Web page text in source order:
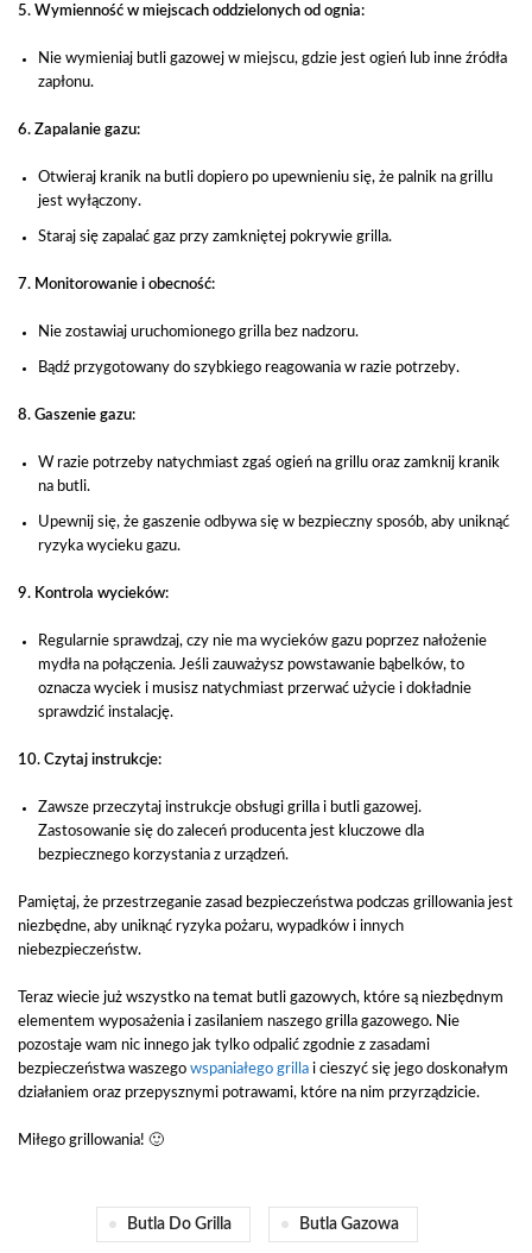
5. Wymienność w miejscach oddzielonych od ognia:
Nie wymieniaj butli gazowej w miejscu, gdzie jest ogień lub inne źródła
zapłonu.
6. Zapalanie gazu:
Otwieraj kranik na butli dopiero po upewnieniu się, że palnik na grillu
jest wyłączony.
Staraj się zapalać gaz przy zamkniętej pokrywie grilla.
7. Monitorowanie i obecność:
Nie zostawiaj uruchomionego grilla bez nadzoru.
Bądź przygotowany do szybkiego reagowania w razie potrzeby.
8. Gaszenie gazu:
W razie potrzeby natychmiast zgaś ogień na grillu oraz zamknij kranik
na butli.
Upewnij się, że gaszenie odbywa się w bezpieczny sposób, aby uniknąć
ryzyka wycieku gazu.
9. Kontrola wycieków:
Regularnie sprawdzaj, czy nie ma wycieków gazu poprzez nałożenie
mydła na połączenia. Jeśli zauważysz powstawanie bąbelków, to
oznacza wyciek i musisz natychmiast przerwać użycie i dokładnie
sprawdzić instalację.
10. Czytaj instrukcje:
Zawsze przeczytaj instrukcje obsługi grilla i butli gazowej.
Zastosowanie się do zaleceń producenta jest kluczowe dla
bezpiecznego korzystania z urządzeń.
Pamiętaj, że przestrzeganie zasad bezpieczeństwa podczas grillowania jest
niezbędne, aby uniknąć ryzyka pożaru, wypadków i innych
niebezpieczeństw.
Teraz wiecie już wszystko na temat butli gazowych, które są niezbędnym
elementem wyposażenia i zasilaniem naszego grilla gazowego. Nie
pozostaje wam nic innego jak tylko odpalić zgodnie z zasadami
bezpieczeństwa waszego wspaniałego grilla i cieszyć się jego doskonałym
działaniem oraz przepysznymi potrawami, które na nim przyrządzicie.
Miłego grillowania! 🙂
Butla Do Grilla Butla Gazowa